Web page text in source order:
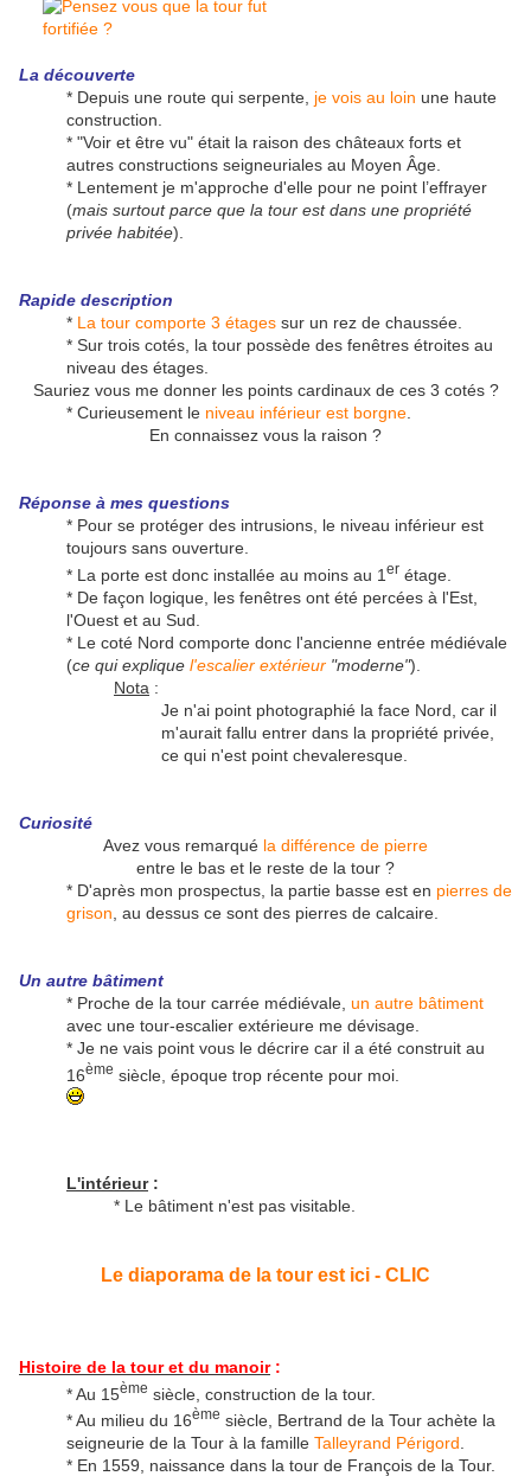
La découverte
* Depuis une route qui serpente, je vois au loin une haute
construction.
* "Voir et être vu" était la raison des châteaux forts et
autres constructions seigneuriales au Moyen Âge.
* Lentement je m'approche d'elle pour ne point l’effrayer
(mais surtout parce que la tour est dans une propriété
privée habitée).
Rapide description
* La tour comporte 3 étages sur un rez de chaussée.
* Sur trois cotés, la tour possède des fenêtres étroites au
niveau des étages.
Sauriez vous me donner les points cardinaux de ces 3 cotés ?
* Curieusement le niveau inférieur est borgne
En connaissez vous la raison ?
Réponse à mes questions
* Pour se protéger des intrusions, le niveau inférieur est
toujours sans ouverture.
* La porte est donc installée au moins au 1 er étage.
* De façon logique, les fenêtres ont été percées à l'Est,
l'Ouest et au Sud.
* Le coté Nord comporte donc l'ancienne entrée médiévale
(ce qui explique l'escalier extérieur "moderne").
Nota :
Je n'ai point photographié la face Nord, car il
m'aurait fallu entrer dans la propriété privée,
ce qui n'est point chevaleresque.
Curiosité
Avez vous remarqué la différence de pierre
entre le bas et le reste de la tour ?
* D'après mon prospectus, la partie basse est en pierres de
grison , au dessus ce sont des pierres de calcaire.
Un autre bâtiment
* Proche de la tour carrée médiévale, un autre bâtiment
avec une tour-escalier extérieure me dévisage.
* Je ne vais point vous le décrire car il a été construit au
16ème siècle, époque trop récente pour moi.
L'intérieur:
* Le bâtiment n'est pas visitable.
Le diaporama de la tour est ici - CLIC
Histoire de la tour et du manoir :
* Au 15ème siècle, construction de la tour.
* Au milieu du 16ème siècle, Bertrand de la Tour achète la
seigneurie de la Tour à la famille Talleyrand Périgord
* En 1559, naissance dans la tour de François de la Tour.